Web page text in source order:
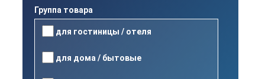
Группа товара
для гостиницы / отеля
для дома / бытовые